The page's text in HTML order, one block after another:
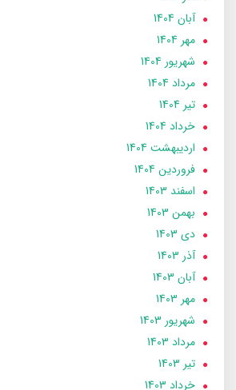
آبان 1404
مهر 1404
شهریور 1404
مرداد 1404
تير 1404
خرداد 1404
ارديبهشت 1404
فروردین 1404
اسفند 1403
بهمن 1403
دی 1403
آذر 1403
آبان 1403
مهر 1403
شهریور 1403
مرداد 1403
تير 1403
خرداد 1403